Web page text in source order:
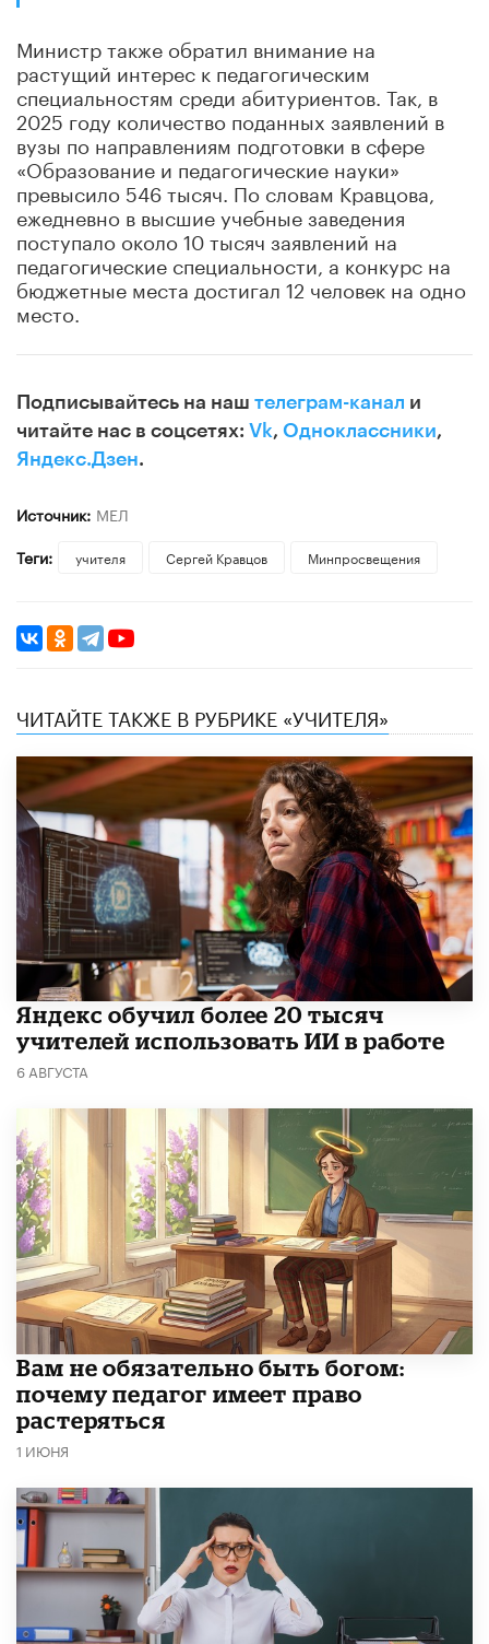
Министр также обратил внимание на
растущий интерес к педагогическим
специальностям среди абитуриентов. Так, в
2025 году количество поданных заявлений в
вузы по направлениям подготовки в сфере
«Образование и педагогические науки»
превысило 546 тысяч. По словам Кравцова,
ежедневно в высшие учебные заведения
поступало около 10 тысяч заявлений на
педагогические специальности, а конкурс на
бюджетные места достигал 12 человек на одно
место.
Подписывайтесь на наш телеграм-канал и
читайте нас в соцсетях: Vk, Одноклассники,
Яндекс.Дзен.
Источник: МЕЛ
Теги:
учителя Сергей Кравцов Минпросвещения
ЧИТАЙТЕ ТАКЖЕ В РУБРИКЕ «УЧИТЕЛЯ»
​Яндекс обучил более 20 тысяч
учителей использовать ИИ в работе
6 АВГУСТА
​Вам не обязательно быть богом:
почему педагог имеет право
растеряться
1 ИЮНЯ